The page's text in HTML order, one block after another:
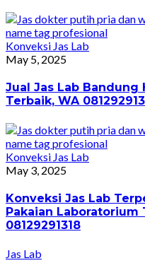
Konveksi Jas Lab
May 5, 2025
Jual Jas Lab Bandung
Terbaik, WA
Konveksi Jas Lab
May 3, 2025
Konveksi Jas Lab
Pakaian Laboratorium
08129291318
Jas Lab